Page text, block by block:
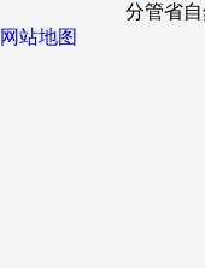
分管省
网站地图